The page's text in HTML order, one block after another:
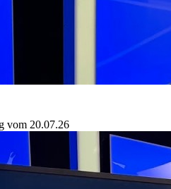
vom 20.07.26